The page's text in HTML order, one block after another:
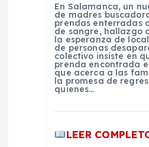
En Salamanca, un
de madres
prendas enterradas
de sangre, hallazgo
la esperanza de
de personas
colectivo insiste en
prenda encontrada
que acerca a las
la promesa de
quienes…
LEER